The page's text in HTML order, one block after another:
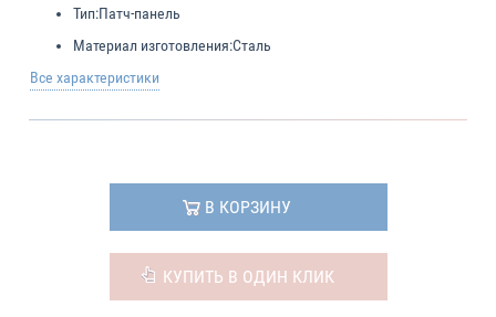
Тип:Патч-панель
Материал изготовления:Сталь
Все характеристики
В КОРЗИНУ
КУПИТЬ В ОДИН КЛИК